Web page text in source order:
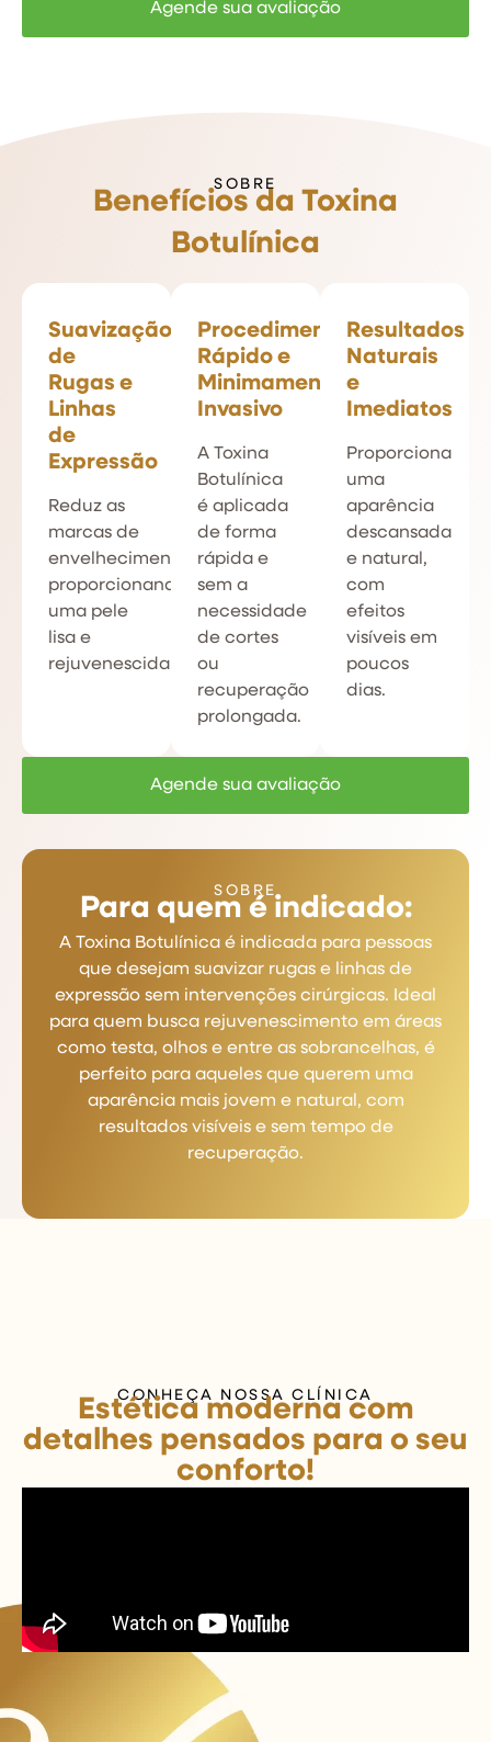
Agende sua avaliação
SOBRE
Benefícios da Toxina
Botulínica
Suavização
de
Rugas e
Linhas
de
Expressão
Reduz as
marcas de
envelhecimento,
proporcionando
uma pele
lisa e
rejuvenescida.
Procedimento
Rápido e
Minimamente
Invasivo
A Toxina
Botulínica
é aplicada
de forma
rápida e
sem a
necessidade
de cortes
ou
recuperação
prolongada.
Resultados
Naturais
e
Imediatos
Proporciona
uma
aparência
descansada
e natural,
com
efeitos
visíveis em
poucos
dias.
Agende sua avaliação
SOBRE
Para quem é indicado:
A Toxina Botulínica é indicada para pessoas
que desejam suavizar rugas e linhas de
expressão sem intervenções cirúrgicas. Ideal
para quem busca rejuvenescimento em áreas
como testa, olhos e entre as sobrancelhas, é
perfeito para aqueles que querem uma
aparência mais jovem e natural, com
resultados visíveis e sem tempo de
recuperação.
CONHEÇA NOSSA CLÍNICA
Estética moderna com
detalhes pensados para o seu
conforto!